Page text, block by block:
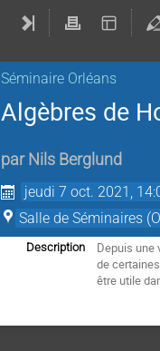
Séminaire Orléans
Algèbres de
par Nils Berglund
jeudi 7 oct. 2021,
Salle de Séminaires
Description
Depuis une
de
être utile